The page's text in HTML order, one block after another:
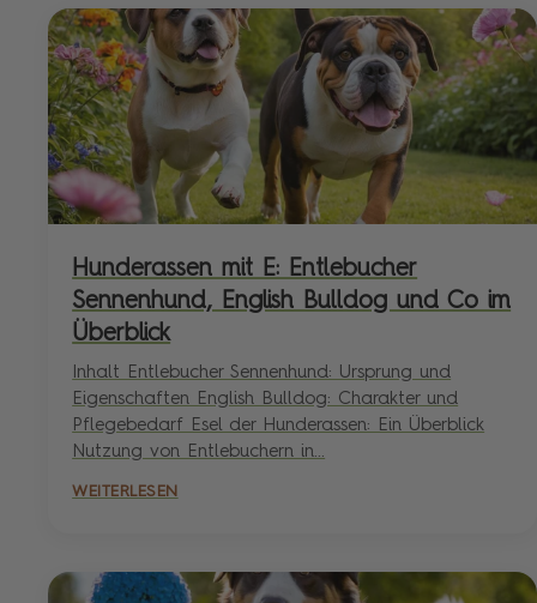
Hunderassen mit E: Entlebucher
Sennenhund, English Bulldog und Co im
Überblick
Inhalt Entlebucher Sennenhund: Ursprung und
Eigenschaften English Bulldog: Charakter und
Pflegebedarf Esel der Hunderassen: Ein Überblick
Nutzung von Entlebuchern in...
WEITERLESEN